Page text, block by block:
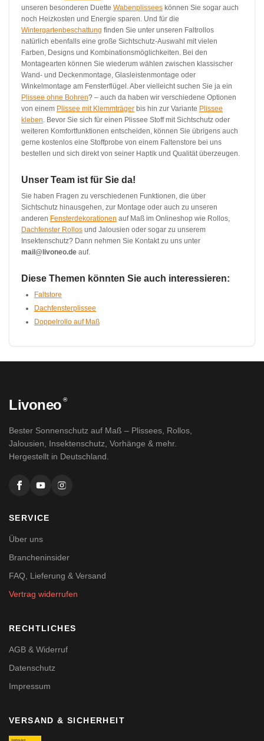
unseren besonderen Duette Wabenplissees können Sie sogar auch
noch Heizkosten und Energie sparen. Und für die
Wintergartenbeschattung finden Sie unter unseren Faltrollos
natürlich ebenfalls eine große Sichtschutz-Auswahl mit vielen
Farben, Designs und Kombinationsmöglichkeiten. Bei den
Montagearten können Sie wiederum wählen zwischen klassischer
Wand- und Deckenmontage, Glasleistenmontage oder
Winkelmontage am Fensterflügel. Aber vielleicht suchen Sie ja ein
Plissee ohne Bohren? – auch da haben wir verschiedene Optionen
von einem Plissee mit Klemmträger bis hin zur Variante Plissee
kleben. Bevor Sie sich für einen Plissee Stoff mit Sichtschutz oder
weiteren Komfortfunktionen entscheiden, können Sie übrigens auch
gerne kostenlos eine Stoffprobe von einem Faltenstore bei uns
bestellen und sich direkt von seiner Haptik und Qualität überzeugen.
Unser Team ist für Sie da!
Sie haben Fragen zu verschiedenen Funktionen, die über
Sichtschutz hinausgehen, zur Montage oder auch zu unseren
anderen Fensterdekorationen auf Maß im Onlineshop wie Rollos,
Dachfenster Rollos und Jalousien oder sogar zu unserem
Insektenschutz? Dann nehmen Sie Kontakt zu uns unter
mail@livoneo.de auf.
Diese Themen könnten Sie auch interessieren:
Faltstore
Dachfensterplissee
Doppelrollo auf Maß
Livoneo ®
Bester Sonnenschutz auf Maß – Plissees, Rollos,
Jalousien, Insektenschutz, Vorhänge & mehr.
Hergestellt in Deutschland.
SERVICE
Über uns
Brancheninsider
FAQ, Lieferung & Versand
Vertrag widerrufen
RECHTLICHES
AGB & Widerruf
Datenschutz
Impressum
VERSAND & SICHERHEIT